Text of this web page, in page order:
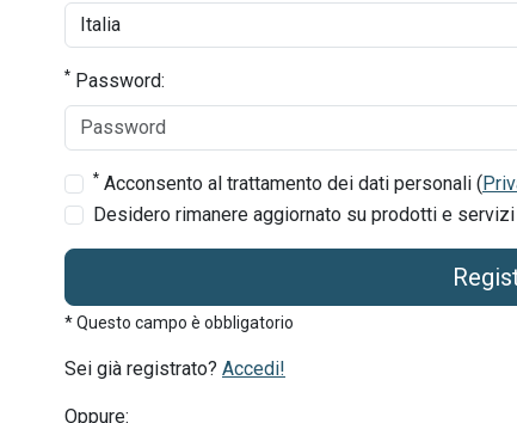
* Password:
* Acconsento al trattamento dei dati personali (
Desidero rimanere aggiornato su prodotti e
* Questo campo è obbligatorio
Sei già registrato? Accedi!
Oppure: